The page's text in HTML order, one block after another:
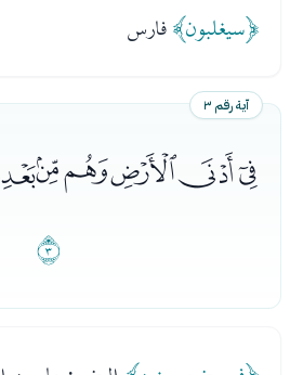
﴿سيغلبون﴾فارس
آية رقم ٣
ﯙ